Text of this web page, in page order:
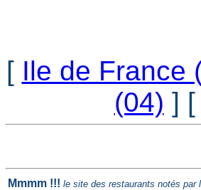
[ Ile de France
(04) ] [
Mmmm !!! le site des restaurants notés par